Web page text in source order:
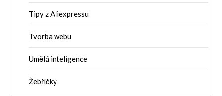
Tipy z Aliexpressu
Tvorba webu
Umělá inteligence
Žebříčky